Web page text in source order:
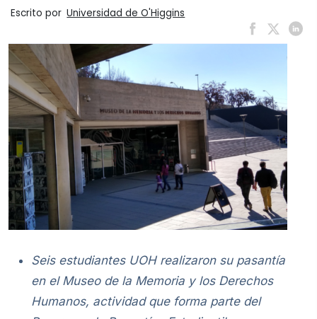
Escrito por Universidad de O'Higgins
Seis estudiantes UOH realizaron su pasantía
en el Museo de la Memoria y los Derechos
Humanos, actividad que forma parte del